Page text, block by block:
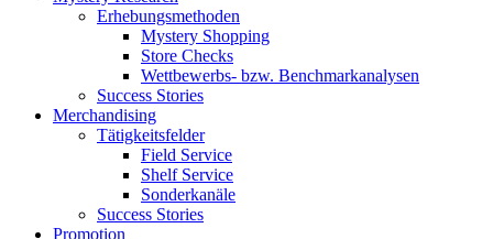
Erhebungsmethoden
Mystery Shopping
Store Checks
Wettbewerbs- bzw. Benchmarkanalysen
Success Stories
Merchandising
Tätigkeitsfelder
Field Service
Shelf Service
Sonderkanäle
Success Stories
Promotion